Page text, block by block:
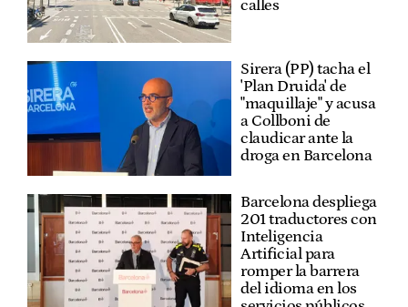
calles
Sirera (PP) tacha el
'Plan Druida' de
"maquillaje" y acusa
a Collboni de
claudicar ante la
droga en Barcelona
Barcelona despliega
201 traductores con
Inteligencia
Artificial para
romper la barrera
del idioma en los